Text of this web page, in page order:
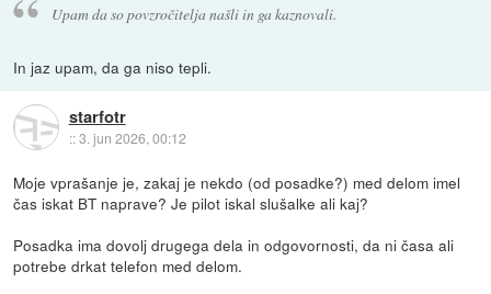
Upam da so povzročitelja našli in ga kaznovali.
In jaz upam, da ga niso tepli.
starfotr
::3. jun 2026, 00:12
Moje vprašanje je, zakaj je nekdo (od posadke?) med delom imel
čas iskat BT naprave? Je pilot iskal slušalke ali kaj?
Posadka ima dovolj drugega dela in odgovornosti, da ni časa ali
potrebe drkat telefon med delom.